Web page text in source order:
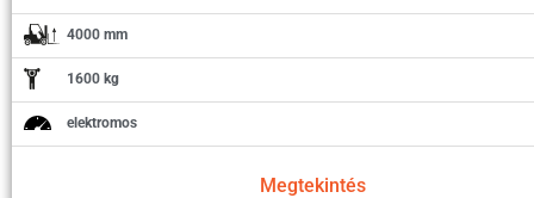
4000 mm
1600 kg
elektromos
Megtekintés